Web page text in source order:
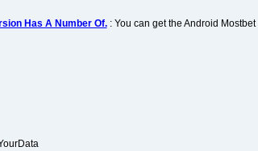
Has A Number Of.: You can get the Android